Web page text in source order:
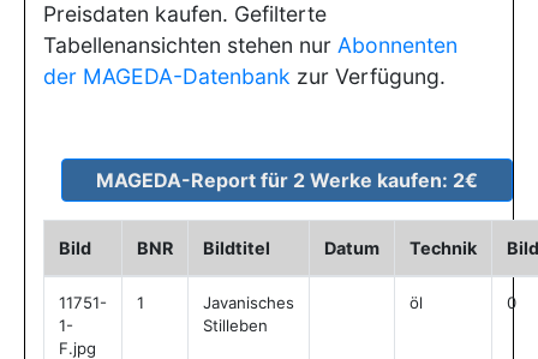
Preisdaten kaufen. Gefilterte
Tabellenansichten stehen nur Abonnenten
der MAGEDA-Datenbank zur Verfügung.
Bild BNR Bildtitel Datum Technik
11751-
1-
F.jpg
1
Javanisches
Stilleben
öl 0